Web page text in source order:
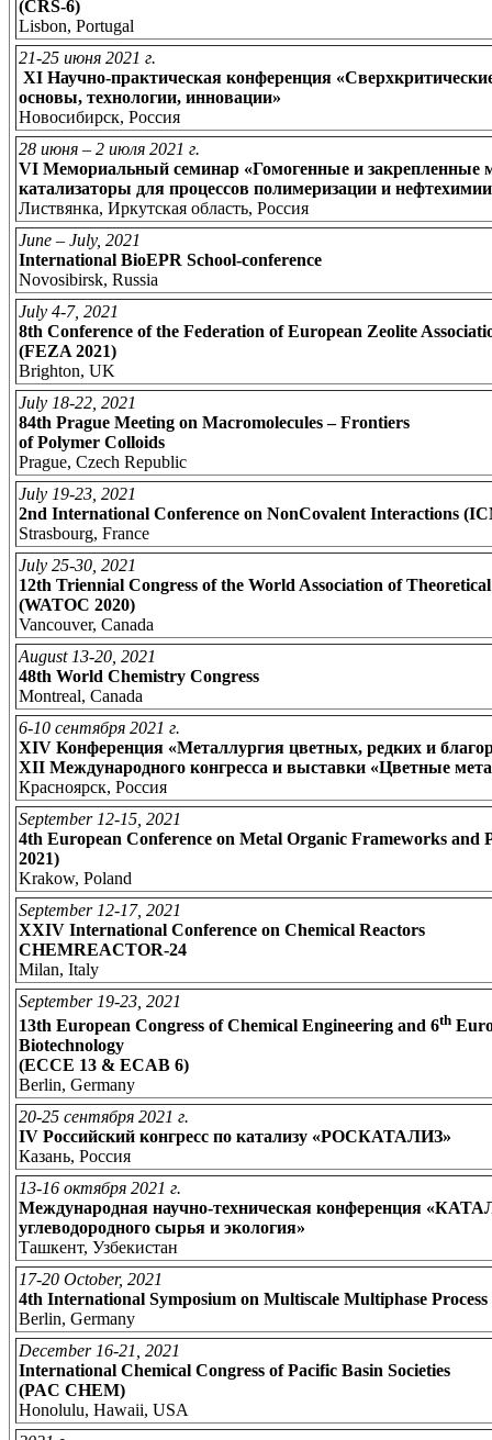
(CRS-6)
Lisbon, Portugal
21-25 июня 2021 г.
XI Научно-практическая конференция
основы, технологии, инновации»
Новосибирск, Россия
28 июня – 2 июля 2021 г.
VI Мемориальный семинар «Гомогенные и закрепленные
катализаторы для процессов полимеризации и
Листвянка, Иркутская область, Россия
June – July, 2021
International BioEPR School-conference
Novosibirsk, Russia
July 4-7, 2021
8th Conference of the Federation of European Zeolite
(FEZA 2021)
Brighton, UK
July 18-22, 2021
84th Prague Meeting on Macromolecules – Frontiers
of Polymer Colloids
Prague, Czech Republic
July 19-23, 2021
2nd International Conference on NonCovalent Interactions
Strasbourg, France
July 25-30, 2021
12th Triennial Congress of the World Association of
(WATOC 2020)
Vancouver, Canada
August 13-20, 2021
48th World Chemistry Congress
Montreal, Canada
6-10 сентября 2021 г.
XIV Конференция «Металлургия цветных, редких и
XII Международного конгресса и выставки «Цветные
Красноярск, Россия
September 12-15, 2021
4th European Conference on Metal Organic Frameworks and
2021)
Krakow, Poland
September 12-17, 2021
XXIV International Conference on Chemical Reactors
CHEMREACTOR-24
Milan, Italy
September 19-23, 2021
13th European Congress of Chemical Engineering and 6th
Biotechnology
(ECCE 13 & ECAB 6)
Berlin, Germany
20-25 сентября 2021 г.
IV Российский конгресс по катализу «РОСКАТАЛИЗ»
Казань, Россия
13-16 октября 2021 г.
Международная научно-техническая конференция
углеводородного сырья и экология»
Ташкент, Узбекистан
17-20 October, 2021
4th International Symposium on Multiscale Multiphase
Berlin, Germany
December 16-21, 2021
International Chemical Congress of Pacific Basin Societies
(PAC CHEM)
Honolulu, Hawaii, USA